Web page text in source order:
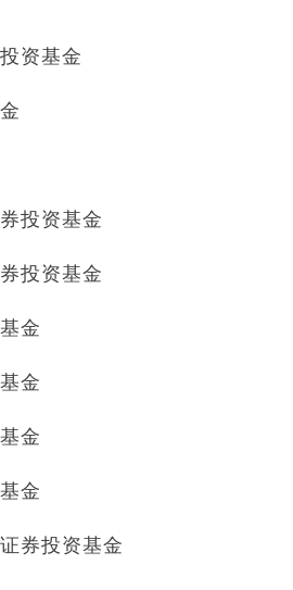
资基金
投资基金
投资基金
金
金
金
金
券投资基金